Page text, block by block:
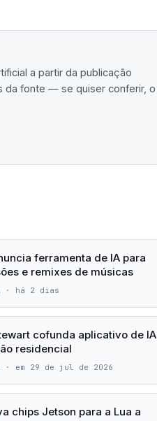
a partir da publicação
da fonte — se quiser conferir, o
ferramenta de IA para
e remixes de músicas
· há 2 dias
cofunda aplicativo de IA
residencial
· em 29 de jul de 2026
chips Jetson para a Lua a